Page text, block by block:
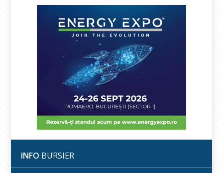
INFO BURSIER